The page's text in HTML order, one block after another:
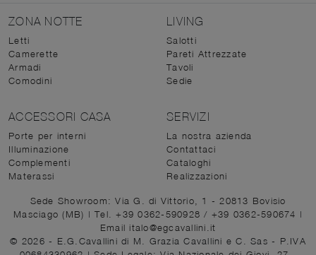
ZONA NOTTE
Letti
Camerette
Armadi
Comodini
LIVING
Salotti
Pareti Attrezzate
Tavoli
Sedie
ACCESSORI CASA
Porte per interni
Illuminazione
Complementi
Materassi
SERVIZI
La nostra azienda
Contattaci
Cataloghi
Realizzazioni
Sede Showroom: Via G. di Vittorio, 1 - 20813 Bovisio
Masciago (MB) | Tel. +39 0362-590928/ +39 0362-590674 |
Email italo@egcavallini.it
© 2026 - E.G.Cavallini di M. Grazia Cavallini e C. Sas - P.IVA